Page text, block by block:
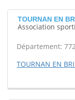
TOURNAN EN
Association
Département:
TOURNAN EN